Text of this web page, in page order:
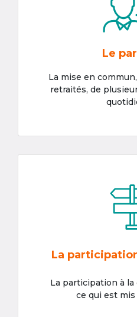
Le
La mise en
retraités, de
La
La participation à
ce qui est